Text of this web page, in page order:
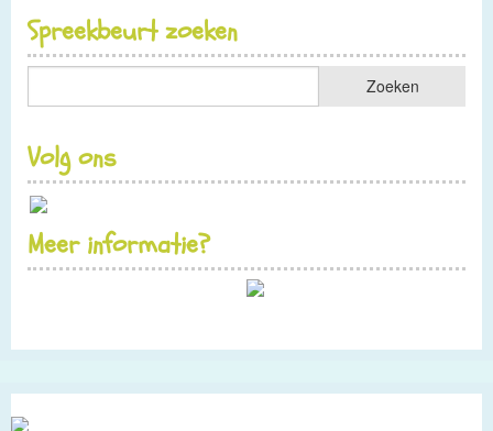
Spreekbeurt zoeken
Volg ons
Meer informatie?